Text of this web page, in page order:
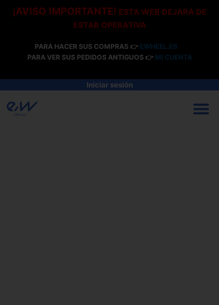
¡AVISO IMPORTANTE! ESTA WEB DEJARÁ DE
ESTAR OPERATIVA
PARA HACER SUS COMPRAS 👉 EWHEEL.ES
PARA VER SUS PEDIDOS ANTIGUOS 👉 MI CUENTA
Iniciar sesión